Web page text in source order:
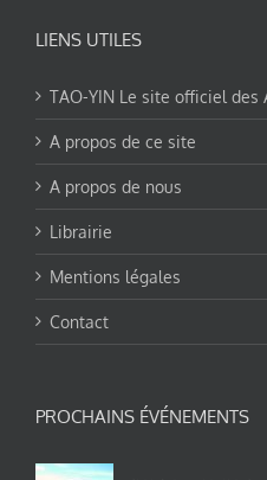
LIENS UTILES
TAO-YIN Le site officiel des
A propos de ce site
A propos de nous
Librairie
Mentions légales
Contact
PROCHAINS ÉVÉNEMENTS